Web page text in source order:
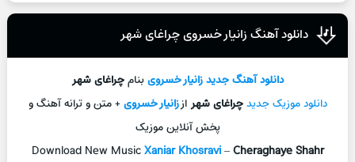
دانلود آهنگ زانیار خسروی چراغای شهر
دانلود آهنگ جديدزانیار خسرویبنامچراغای شهر
دانلود موزیک جديدچراغای شهراززانیار خسروی+ متن و ترانه آهنگ و
پخش آنلاين موزيک
Download New MusicXaniar Khosravi–Cheraghaye Shahr